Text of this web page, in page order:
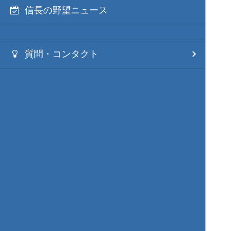
信長の野望ニュース
質問・コンタクト